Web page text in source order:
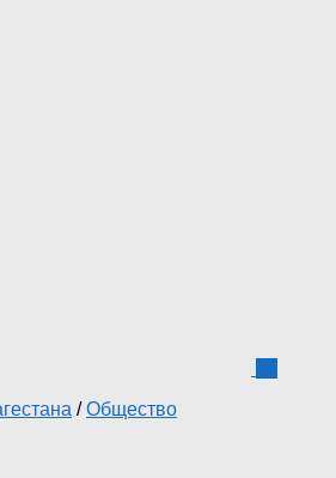
/Общество